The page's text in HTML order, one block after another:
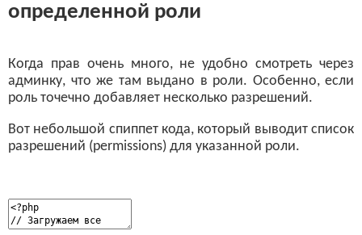
определенной роли
Когда прав очень много, не удобно смотреть через
админку, что же там выдано в роли. Особенно, если
роль точечно добавляет несколько разрешений.
Вот небольшой спиппет кода, который выводит список
разрешений (permissions) для указанной роли.